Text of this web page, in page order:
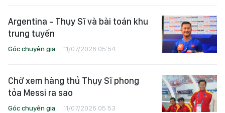
Argentina - Thụy Sĩ và bài toán khu
trung tuyến
Góc chuyên gia 11/07/2026 05:54
Chờ xem hàng thủ Thụy Sĩ phong
tỏa Messi ra sao
Góc chuyên gia 11/07/2026 05:53